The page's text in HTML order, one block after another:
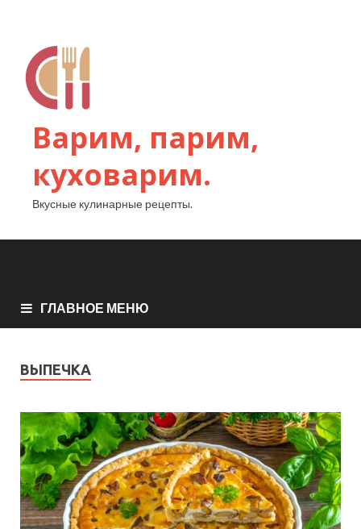
Варим, парим,
куховарим.
Вкусные кулинарные рецепты.
ГЛАВНОЕ МЕНЮ
ВЫПЕЧКА